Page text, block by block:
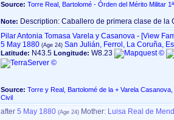
Source: Torre Real, Bartolomé - Órden del Mérito Militar
Note: Description: Caballero de primera clase de la
Pilar Antonia Tomasa Varela y Casanova - ‎[View
5 May 1880
San Julián, Ferrol, La Coruña,
Latitude: N43.5 Longitude: W8.23
Source: Torre y Real, Bartolomé de la + Varela
Civil
after 5 May 1880 Mother: Luisa Real de